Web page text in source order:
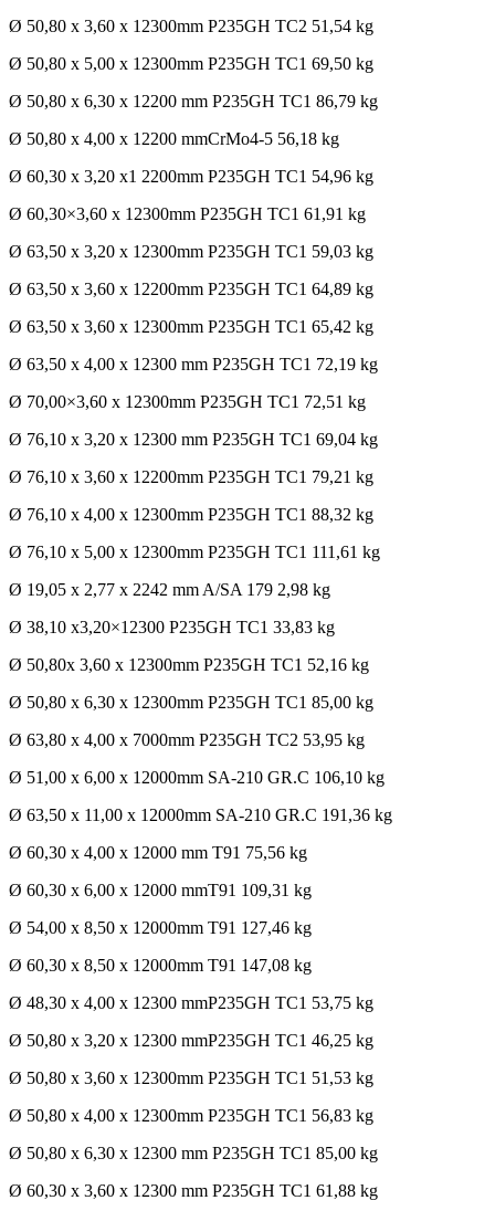
Ø 50,80 x 3,60 x 12300mm P235GH TC2 51,54 kg
Ø 50,80 x 5,00 x 12300mm P235GH TC1 69,50 kg
Ø 50,80 x 6,30 x 12200 mm P235GH TC1 86,79 kg
Ø 50,80 x 4,00 x 12200 mmCrMo4-5 56,18 kg
Ø 60,30 x 3,20 x1 2200mm P235GH TC1 54,96 kg
Ø 60,30×3,60 x 12300mm P235GH TC1 61,91 kg
Ø 63,50 x 3,20 x 12300mm P235GH TC1 59,03 kg
Ø 63,50 x 3,60 x 12200mm P235GH TC1 64,89 kg
Ø 63,50 x 3,60 x 12300mm P235GH TC1 65,42 kg
Ø 63,50 x 4,00 x 12300 mm P235GH TC1 72,19 kg
Ø 70,00×3,60 x 12300mm P235GH TC1 72,51 kg
Ø 76,10 x 3,20 x 12300 mm P235GH TC1 69,04 kg
Ø 76,10 x 3,60 x 12200mm P235GH TC1 79,21 kg
Ø 76,10 x 4,00 x 12300mm P235GH TC1 88,32 kg
Ø 76,10 x 5,00 x 12300mm P235GH TC1 111,61 kg
Ø 19,05 x 2,77 x 2242 mm A/SA 179 2,98 kg
Ø 38,10 x3,20×12300 P235GH TC1 33,83 kg
Ø 50,80x 3,60 x 12300mm P235GH TC1 52,16 kg
Ø 50,80 x 6,30 x 12300mm P235GH TC1 85,00 kg
Ø 63,80 x 4,00 x 7000mm P235GH TC2 53,95 kg
Ø 51,00 x 6,00 x 12000mm SA-210 GR.C 106,10 kg
Ø 63,50 x 11,00 x 12000mm SA-210 GR.C 191,36 kg
Ø 60,30 x 4,00 x 12000 mm T91 75,56 kg
Ø 60,30 x 6,00 x 12000 mmT91 109,31 kg
Ø 54,00 x 8,50 x 12000mm T91 127,46 kg
Ø 60,30 x 8,50 x 12000mm T91 147,08 kg
Ø 48,30 x 4,00 x 12300 mmP235GH TC1 53,75 kg
Ø 50,80 x 3,20 x 12300 mmP235GH TC1 46,25 kg
Ø 50,80 x 3,60 x 12300mm P235GH TC1 51,53 kg
Ø 50,80 x 4,00 x 12300mm P235GH TC1 56,83 kg
Ø 50,80 x 6,30 x 12300 mm P235GH TC1 85,00 kg
Ø 60,30 x 3,60 x 12300 mm P235GH TC1 61,88 kg